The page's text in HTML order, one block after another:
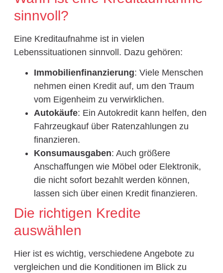
sinnvoll?
Eine Kreditaufnahme ist in vielen
Lebenssituationen sinnvoll. Dazu gehören:
Immobilienfinanzierung: Viele Menschen
nehmen einen Kredit auf, um den Traum
vom Eigenheim zu verwirklichen.
Autokäufe: Ein Autokredit kann helfen, den
Fahrzeugkauf über Ratenzahlungen zu
finanzieren.
Konsumausgaben: Auch größere
Anschaffungen wie Möbel oder Elektronik,
die nicht sofort bezahlt werden können,
lassen sich über einen Kredit finanzieren.
Die richtigen Kredite
auswählen
Hier ist es wichtig, verschiedene Angebote zu
vergleichen und die Konditionen im Blick zu